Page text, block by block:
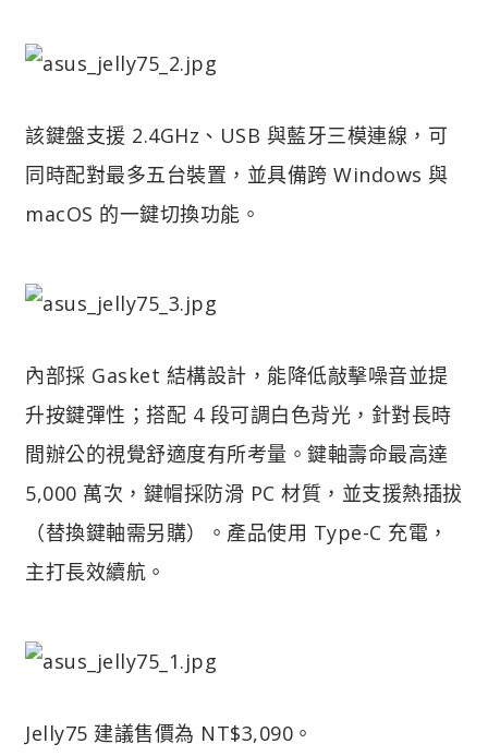
該鍵盤支援 2.4GHz、USB 與藍牙三模連線，可
同時配對最多五台裝置，並具備跨 Windows 與
macOS 的一鍵切換功能。
內部採 Gasket 結構設計，能降低敲擊噪音並提
升按鍵彈性；搭配 4 段可調白色背光，針對長時
間辦公的視覺舒適度有所考量。鍵軸壽命最高達
5,000 萬次，鍵帽採防滑 PC 材質，並支援熱插拔
（替換鍵軸需另購）。產品使用 Type-C 充電，
主打長效續航。
Jelly75 建議售價為 NT$3,090。